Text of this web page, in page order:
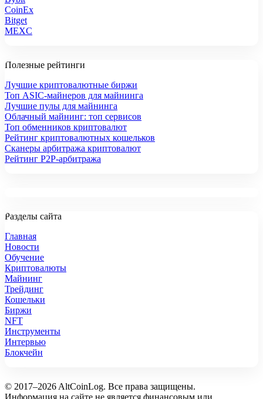
CoinEx
Bitget
MEXC
Полезные рейтинги
Лучшие криптовалютные биржи
Топ ASIC-майнеров для майнинга
Лучшие пулы для майнинга
Облачный майнинг: топ сервисов
Топ обменников криптовалют
Рейтинг криптовалютных кошельков
Сканеры арбитража криптовалют
Рейтинг P2P-арбитража
Разделы сайта
Главная
Новости
Обучение
Криптовалюты
Майнинг
Трейдинг
Кошельки
Биржи
NFT
Инструменты
Интервью
Блокчейн
© 2017–2026 AltCoinLog. Все права защищены.
Информация на сайте не является финансовым или